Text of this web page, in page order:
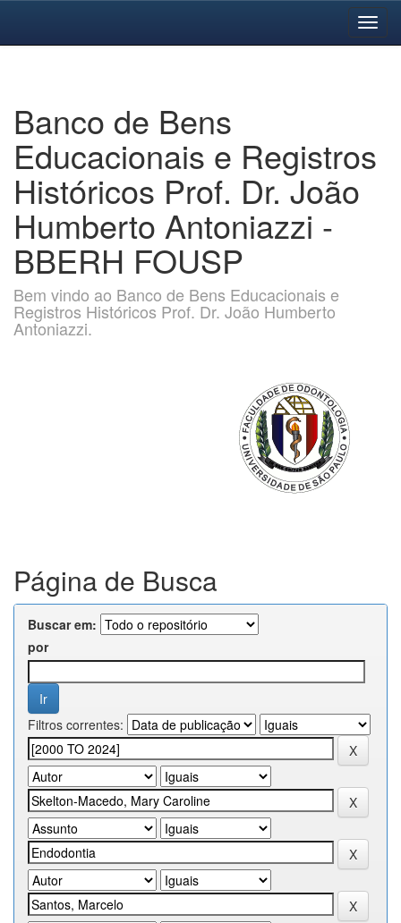
Banco de Bens
Educacionais e Registros
Históricos Prof. Dr. João
Humberto Antoniazzi -
BBERH FOUSP
Bem vindo ao Banco de Bens Educacionais e
Registros Históricos Prof. Dr. João Humberto
Antoniazzi.
Página de Busca
Buscar em:
por
Filtros correntes: